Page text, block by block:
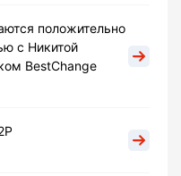
положительно
с Никитой
BestChange